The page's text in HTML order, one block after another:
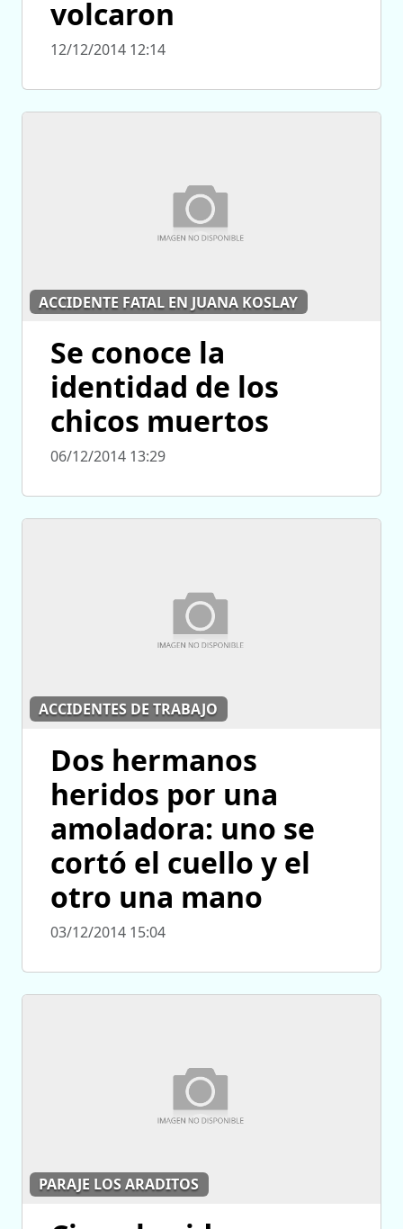
volcaron
12/12/2014 12:14
ACCIDENTE FATAL EN JUANA KOSLAY
Se conoce la
identidad de los
chicos muertos
06/12/2014 13:29
ACCIDENTES DE TRABAJO
Dos hermanos
heridos por una
amoladora: uno se
cortó el cuello y el
otro una mano
03/12/2014 15:04
PARAJE LOS ARADITOS